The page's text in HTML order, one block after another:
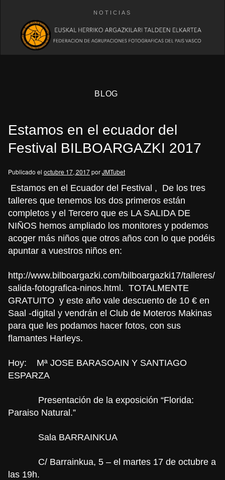
NOTICIAS
BLOG
Estamos en el ecuador del
Festival BILBOARGAZKI 2017
Publicado el octubre 17, 2017porJMTubet
Estamos en el Ecuador del Festival , De los tres
talleres que tenemos los dos primeros están
completos y el Tercero que es LA SALIDA DE
NIÑOS hemos ampliado los monitores y podemos
acoger más niños que otros años con lo que podéis
apuntar a vuestros niños en:
http://www.bilboargazki.com/bilboargazki17/talleres/
salida-fotografica-ninos.html. TOTALMENTE
GRATUITO y este año vale descuento de 10 € en
Saal -digital y vendrán el Club de Moteros Makinas
para que les podamos hacer fotos, con sus
flamantes Harleys.
Hoy: Mª JOSE BARASOAIN Y SANTIAGO
ESPARZA
Presentación de la exposición “Florida:
Paraiso Natural.”
Sala BARRAINKUA
C/ Barrainkua, 5 – el martes 17 de octubre a
las 19h.